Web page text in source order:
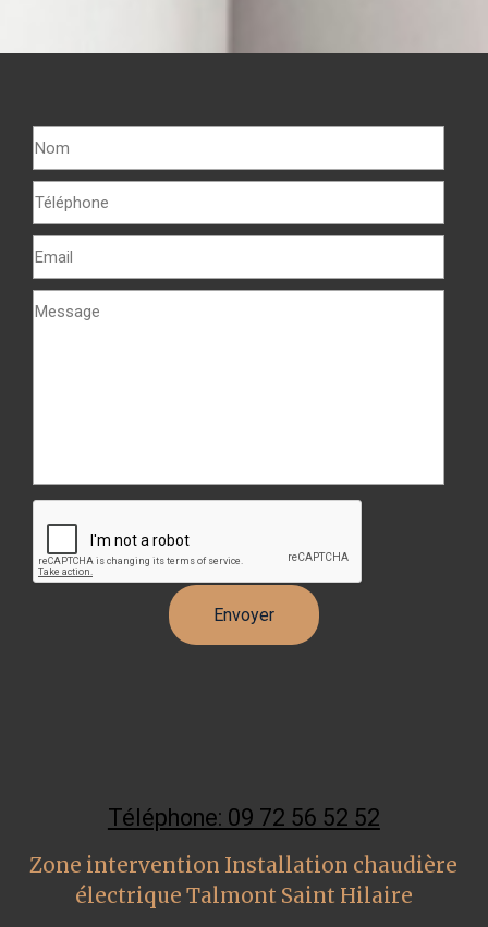
Téléphone: 09 72 56 52 52
Zone intervention Installation chaudière
électrique Talmont Saint Hilaire